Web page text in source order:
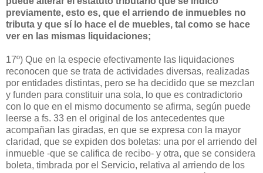
previamente, esto es, que el arriendo de inmuebles no
tributa y que sí lo hace el de muebles, tal como se hace
ver en las mismas liquidaciones;
17º) Que en la especie efectivamente las liquidaciones
reconocen que se trata de actividades diversas, realizadas
por entidades distintas, pero se ha decidido que se mezclan
y funden para constituir una sola, lo que es contradictorio
con lo que en el mismo documento se afirma, según puede
leerse a fs. 33 en el original de los antecedentes que
acompañan las giradas, en que se expresa con la mayor
claridad, que se expiden dos boletas: una por el arriendo del
inmueble -que se califica de recibo- y otra, que se considera
boleta, timbrada por el Servicio, relativa al arriendo de los